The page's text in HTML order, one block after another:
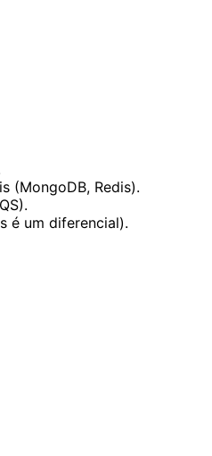
(MongoDB, Redis).
é um diferencial).